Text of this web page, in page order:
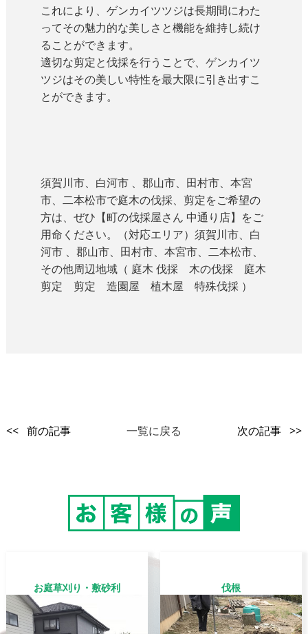
これにより、ゲンカイツツジは長期間にわた
ってその魅力的な美しさと機能を維持し続け
ることができます。
適切な剪定と伐採を行うことで、ゲンカイツ
ツジはその美しい特性を最大限に引き出すこ
とができます。
須賀川市、白河市 、郡山市、田村市、本宮
市、二本松市で庭木の伐採、剪定をご希望の
方は、ぜひ【町の伐採屋さん 中通り店】をご
用命ください。（対応エリア）須賀川市、白
河市 、郡山市、田村市、本宮市、二本松市、
その他周辺地域（ 庭木 伐採 木の伐採 庭木
剪定 剪定 造園屋 植木屋 特殊伐採 ）
<< 前の記事 一覧に戻る 次の記事 >>
お庭草刈り・敷砂利 伐根